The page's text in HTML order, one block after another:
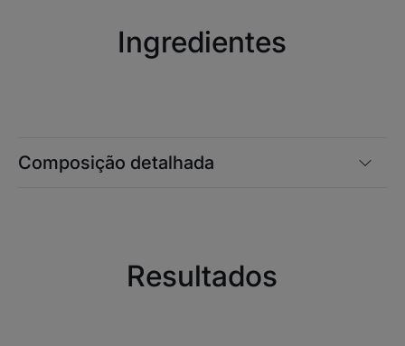
Ingredientes
Composição detalhada
Resultados